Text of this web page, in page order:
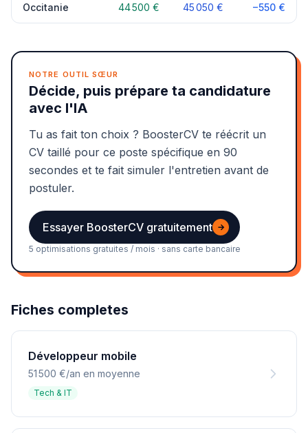
Occitanie 44 500 € 45 050 € −550 €
NOTRE OUTIL SŒUR
Décide, puis prépare ta candidature
avec l'IA
Tu as fait ton choix ? BoosterCV te réécrit un
CV taillé pour ce poste spécifique en 90
secondes et te fait simuler l'entretien avant de
postuler.
Essayer BoosterCV gratuitement →
5 optimisations gratuites / mois · sans carte bancaire
Fiches completes
Développeur mobile
51 500 €/an en moyenne
Tech & IT